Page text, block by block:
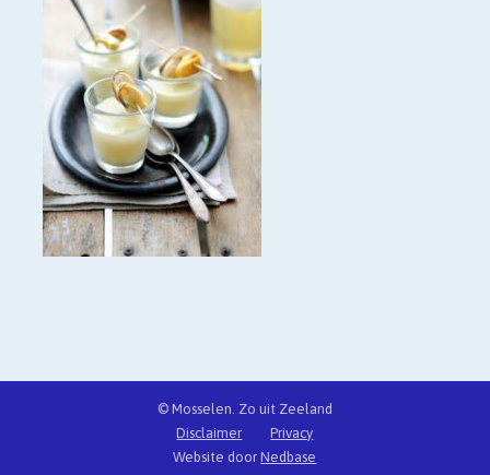
© Mosselen. Zo uit Zeeland
Disclaimer
Privacy
Website doorNedbase